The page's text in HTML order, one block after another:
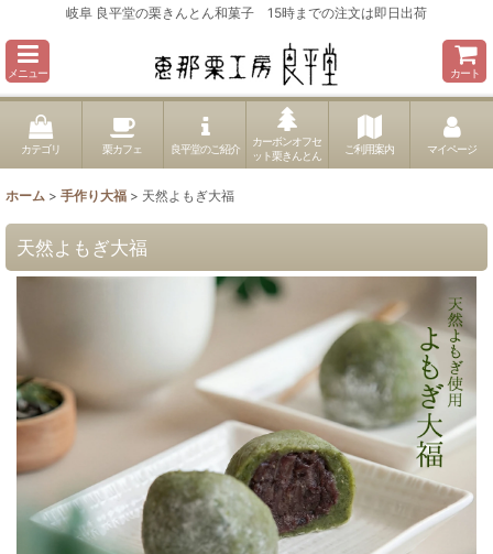
岐阜 良平堂の栗きんとん和菓子 15時までの注文は即日出荷
メニュー カート
カテゴリ 栗カフェ 良平堂のご紹介
カーボンオフセ
ット栗きんとん
ご利用案内 マイページ
ホーム > 手作り大福 > 天然よもぎ大福
天然よもぎ大福